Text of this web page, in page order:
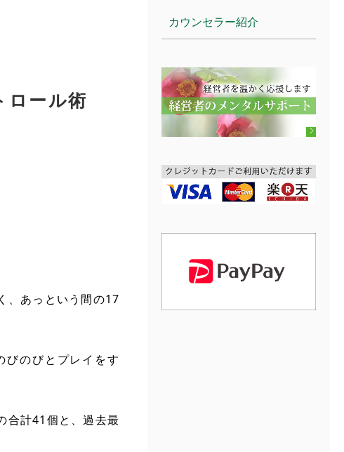
ロール術
、あっという間の17
びのびとプレイをす
合計41個と、過去最
カウンセラー紹介